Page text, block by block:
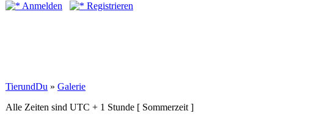
Anmelden Registrieren
TierundDu » Galerie
Alle Zeiten sind UTC + 1 Stunde [ Sommerzeit ]